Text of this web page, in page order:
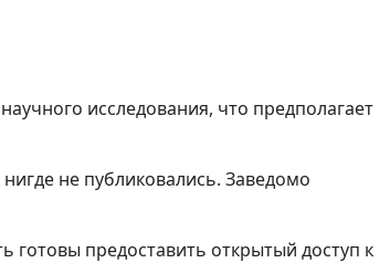
исследования, что предполагает
не публиковались. Заведомо
готовы предоставить открытый доступ к